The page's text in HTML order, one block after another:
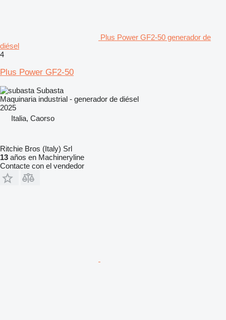
Plus Power GF2-50 generador de
diésel
4
Plus Power GF2-50
Subasta
Maquinaria industrial - generador de diésel
2025
Italia, Caorso
Ritchie Bros (Italy) Srl
13 años en Machineryline
Contacte con el vendedor